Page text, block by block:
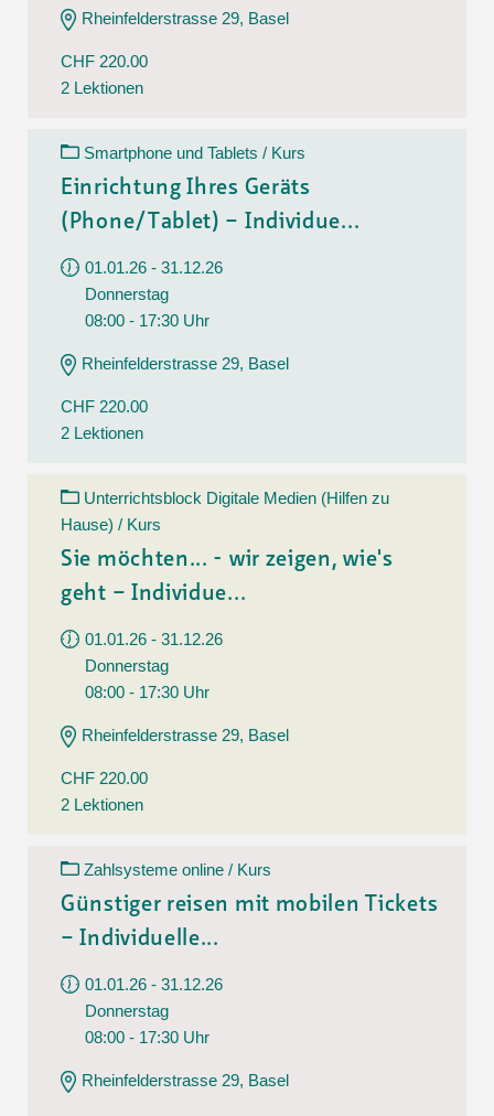
Rheinfelderstrasse 29, Basel
CHF 220.00
2 Lektionen
Smartphone und Tablets / Kurs
Einrichtung Ihres Geräts
(Phone/Tablet) – Individue...
01.01.26 - 31.12.26
Donnerstag
08:00 - 17:30 Uhr
Rheinfelderstrasse 29, Basel
CHF 220.00
2 Lektionen
Unterrichtsblock Digitale Medien (Hilfen zu
Hause) / Kurs
Sie möchten... - wir zeigen, wie's
geht – Individue...
01.01.26 - 31.12.26
Donnerstag
08:00 - 17:30 Uhr
Rheinfelderstrasse 29, Basel
CHF 220.00
2 Lektionen
Zahlsysteme online / Kurs
Günstiger reisen mit mobilen Tickets
– Individuelle...
01.01.26 - 31.12.26
Donnerstag
08:00 - 17:30 Uhr
Rheinfelderstrasse 29, Basel